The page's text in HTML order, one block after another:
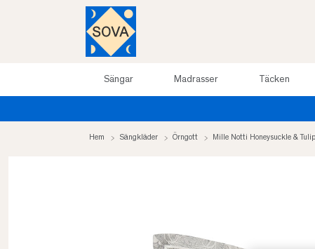
Sängar Madrasser Täcken
Hem Sängkläder Örngott Mille Notti Honeysuckle &